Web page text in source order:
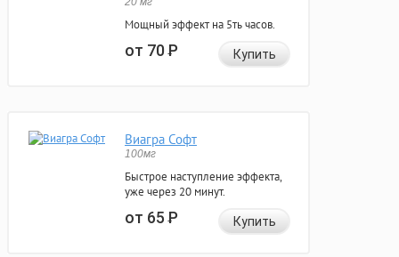
Мощный эффект на 5ть часов.
от 70Р Купить
Виагра Софт
100мг
Быстрое наступление эффекта,
уже через 20 минут.
от 65Р Купить